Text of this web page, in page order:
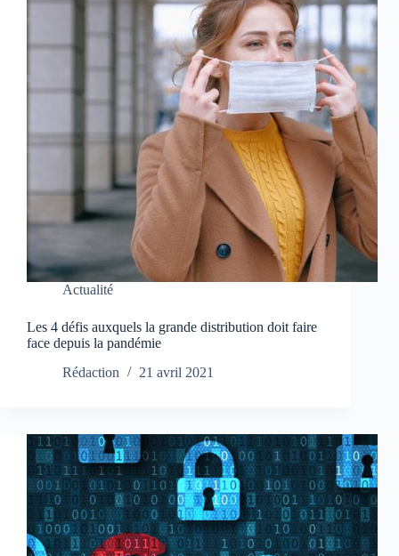
Actualité
Les 4 défis auxquels la grande distribution doit faire
face depuis la pandémie
Rédaction
21 avril 2021